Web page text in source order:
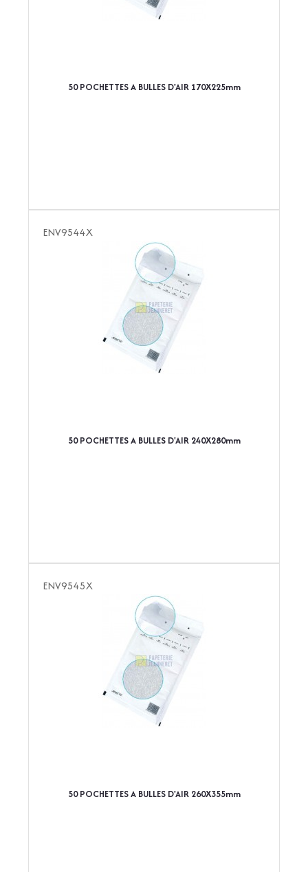
50 POCHETTES A BULLES D'AIR 170X225mm
ENV9544X
50 POCHETTES A BULLES D'AIR 240X280mm
ENV9545X
50 POCHETTES A BULLES D'AIR 260X355mm